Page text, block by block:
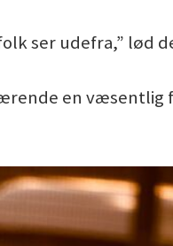
ser udefra,” lød
en væsentlig